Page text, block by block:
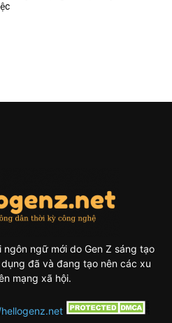
ngữ mới do Gen Z sáng tạo
đã và đang tạo nên các xu
mạng xã hội.